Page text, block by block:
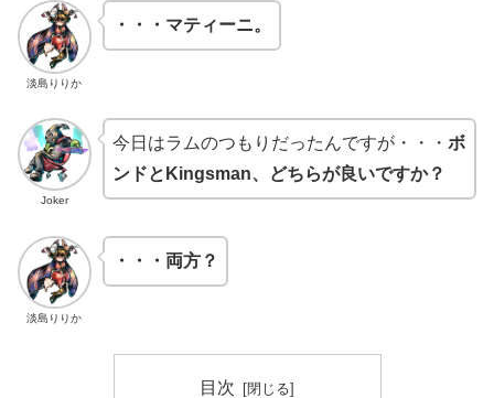
淡島りりか
・・・マティーニ。
Joker
今日はラムのつもりだったんですが・・・ ボ
ンドとKingsman、どちらが良いですか？
淡島りりか
・・・両方？
目次